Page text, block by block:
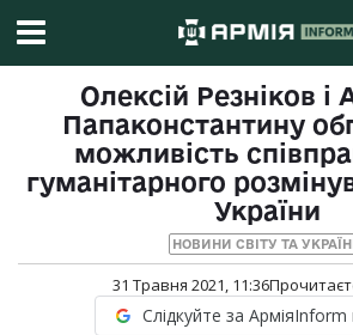
Олексій Резніков і
Папаконстантину
можливість
гуманітарного
України
НОВИНИ СВІТУ ТА
31 Травня 2021, 11:36
Слідкуйте за